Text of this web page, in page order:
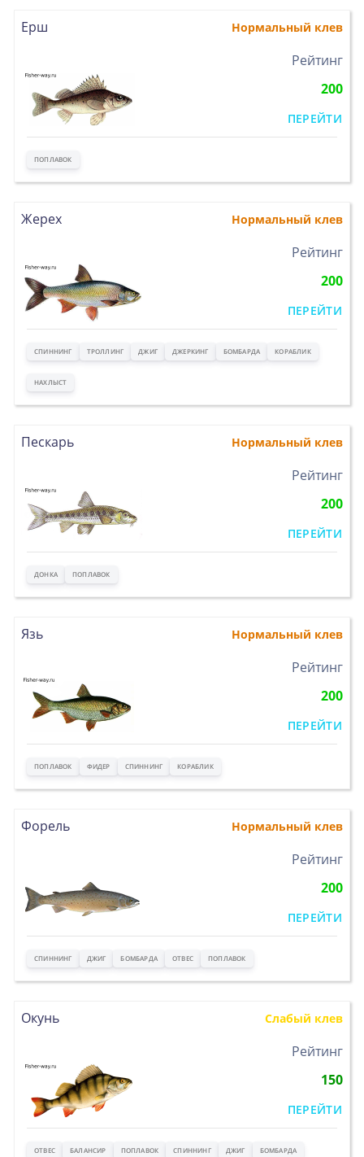
Ерш Нормальный клев
Рейтинг
200
ПЕРЕЙТИ
ПОПЛАВОК
Жерех Нормальный клев
Рейтинг
200
ПЕРЕЙТИ
СПИННИНГ ТРОЛЛИНГ ДЖИГ ДЖЕРКИНГ БОМБАРДА КОРАБЛИК
НАХЛЫСТ
Пескарь Нормальный клев
Рейтинг
200
ПЕРЕЙТИ
ДОНКА ПОПЛАВОК
Язь Нормальный клев
Рейтинг
200
ПЕРЕЙТИ
ПОПЛАВОК ФИДЕР СПИННИНГ КОРАБЛИК
Форель Нормальный клев
Рейтинг
200
ПЕРЕЙТИ
СПИННИНГ ДЖИГ БОМБАРДА ОТВЕС ПОПЛАВОК
Окунь Слабый клев
Рейтинг
150
ПЕРЕЙТИ
ОТВЕС БАЛАНСИР ПОПЛАВОК СПИННИНГ ДЖИГ БОМБАРДА